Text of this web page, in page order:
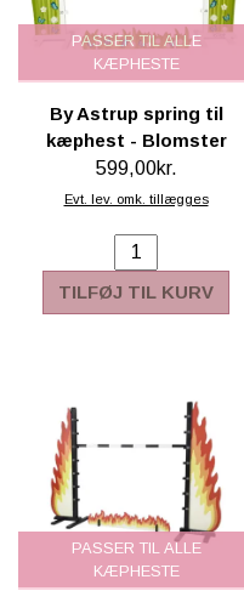
PASSER TIL ALLE
KÆPHESTE
By Astrup spring til
kæphest - Blomster
599,00kr.
Evt. lev. omk. tillægges
TILFØJ TIL KURV
PASSER TIL ALLE
KÆPHESTE